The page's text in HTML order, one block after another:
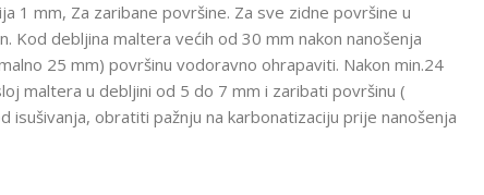
1 mm, Za zaribane površine. Za sve zidne površine u
Kod debljina maltera većih od 30 mm nakon nanošenja
25 mm) površinu vodoravno ohrapaviti. Nakon min.24
maltera u debljini od 5 do 7 mm i zaribati površinu (
isušivanja, obratiti pažnju na karbonatizaciju prije nanošenja